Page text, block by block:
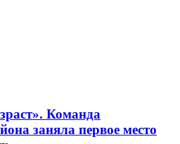
Команда
заняла первое место